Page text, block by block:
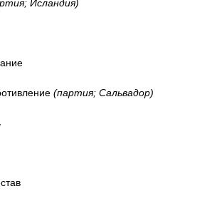
Исландия)
(партия; Сальвадор)